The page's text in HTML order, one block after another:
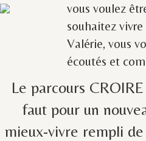
vous voulez
souhaitez
Valérie, vous
écoutés et
Le parcours
faut pour un
mieux-vivre rempli